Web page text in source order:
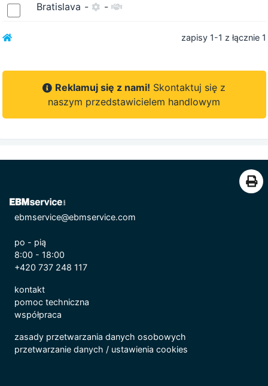
Bratislava - -
zapisy 1-1 z łącznie 1
Reklamuj się z nami! Skontaktuj się z
naszym przedstawicielem handlowym
ebmservice@ebmservice.com
po - pią
8:00 - 18:00
+420 737 248 117
kontakt
pomoc techniczna
współpraca
zasady przetwarzania danych osobowych
przetwarzanie danych / ustawienia cookies